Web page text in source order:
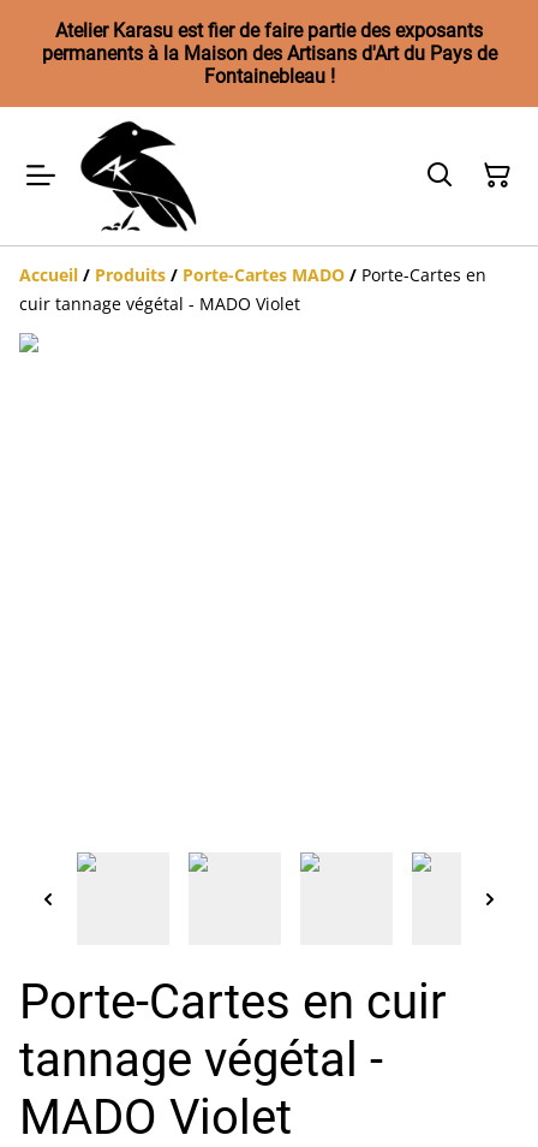
Atelier Karasu est fier de faire partie des exposants
permanents à la Maison des Artisans d'Art du Pays de
Fontainebleau !
Accueil / Produits / Porte-Cartes MADO / Porte-Cartes en
cuir tannage végétal - MADO Violet
Porte-Cartes en cuir
tannage végétal -
MADO Violet